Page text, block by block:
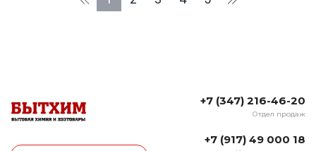
+7 (347) 216-46-20
Отдел продаж
+7 (917) 49 000 18